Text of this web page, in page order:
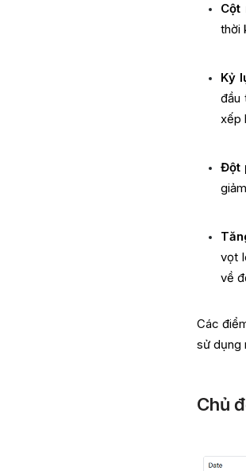
Cột
thời
Kỷ
đầu
xếp
Đột
vọt
về
Các
sử dụng
Chủ